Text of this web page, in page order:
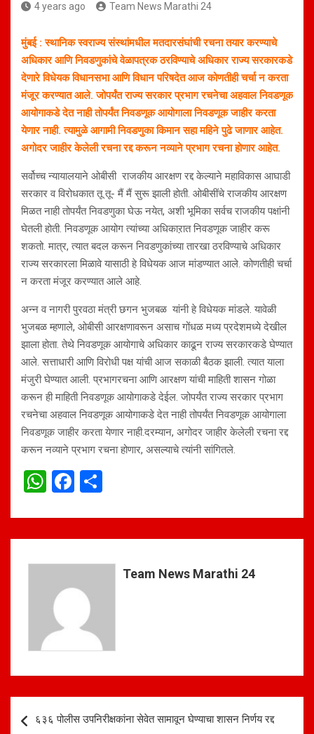
4 years ago Team News Marathi 24
मुंबई : स्थानिक स्वराज्य संस्थांमधील मतदारसंघांची रचना तयार करण्याचे
अधिकार आणि निवडणुकांचे वेळापत्रक ठरविण्याचे अधिकार राज्य सरकारकडे
देणारे विधेयक विधानसभा आणि विधान परिषदेत आज कोणतीही चर्चा न करता
मंजूर करण्यात आले. जोपर्यंत राज्य सरकार प्रभाग रचनेचा अहवाल निवडणूक
आयोगाकडे देत नाही तोपर्यंत निवडणूक आयोगाला निवडणूक जाहीर करता
येणार नाही. त्यामुळे आगामी निवडणुका किमान सहा महिने पुढे जाणार आहेत.
अगोदर जाहीर केलेली रचना रद्द करून नव्याने प्रभाग रचना होणार आहेत.
सर्वोच्च न्यायालयाने ओबीसी राजकीय आरक्षण रद्द केल्याने महाविकास आघाडी
सरकार व विरोधकात तू तू- मैं मैं सुरू झाली होती. ओबीसींचे राजकीय आरक्षण
मिळत नाही तोपर्यंत निवडणुका घेऊ नयेत, अशी भूमिका सर्वच राजकीय पक्षांनी
घेतली होती. निवडणूक आयोग त्यांच्या अधिकाऱात निवडणूक जाहीर करू
शकतो. मात्र, त्यात बदल करून निवडणुकांच्या तारखा ठरविण्याचे अधिकार
राज्य सरकारला मिळावे यासाठी हे विधेयक आज मांडण्यात आले. कोणतीही चर्चा
न करता मंजूर करण्यात आले आहे.
अन्न व नागरी पुरवठा मंत्री छगन भुजबळ यांनी हे विधेयक मांडले. यावेळी
भुजबळ म्हणाले, ओबीसी आरक्षणावरून असाच गोंधळ मध्य प्रदेशमध्ये देखील
झाला होता. तेथे निवडणूक आयोगाचे अधिकार काढून राज्य सरकारकडे घेण्यात
आले. सत्ताधारी आणि विरोधी पक्ष यांची आज सकाळी बैठक झाली. त्यात याला
मंजुरी घेण्यात आली. प्रभागरचना आणि आरक्षण यांची माहिती शासन गोळा
करून ही माहिती निवडणूक आयोगाकडे देईल. जोपर्यंत राज्य सरकार प्रभाग
रचनेचा अहवाल निवडणूक आयोगाकडे देत नाही तोपर्यंत निवडणूक आयोगाला
निवडणूक जाहीर करता येणार नाही.दरम्यान, अगोदर जाहीर केलेली रचना रद्द
करून नव्याने प्रभाग रचना होणार, असल्याचे त्यांनी सांगितले.
W
at
A
p
p
F
ce
o
o
k
ar
Team News Marathi 24
navigation
६३६ पोलीस उपनिरीक्षकांना सेवेत सामावून घेण्याचा शासन निर्णय रद्द